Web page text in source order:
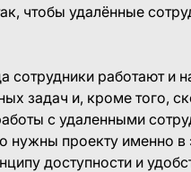
чтобы удалённые
сотрудники работают и
задач и, кроме того,
с удаленными
нужны проекту именно
доступности и